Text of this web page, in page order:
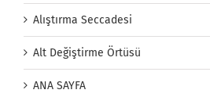
Alıştırma Seccadesi
Alt Değiştirme Örtüsü
ANA SAYFA